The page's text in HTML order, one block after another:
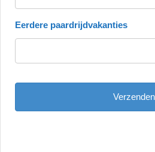
Eerdere paardrijdvakanties